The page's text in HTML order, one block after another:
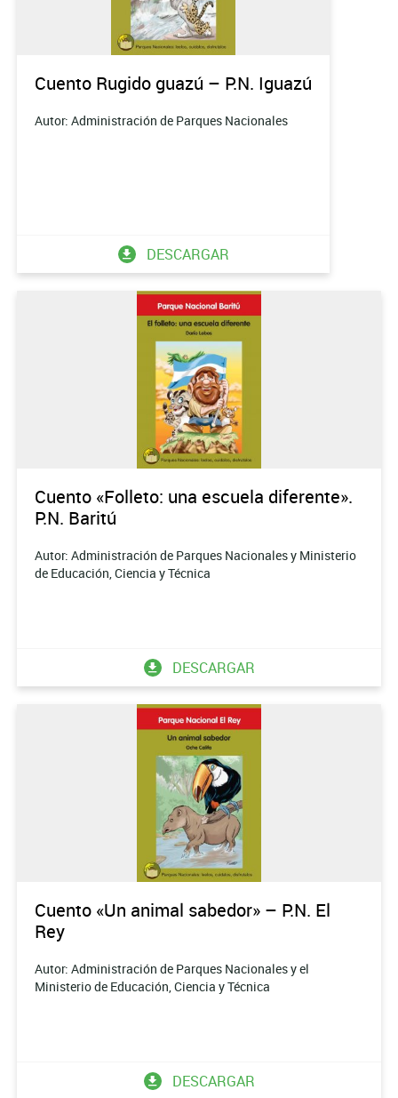
Cuento Rugido guazú – P.N. Iguazú
Autor: Administración de Parques Nacionales
DESCARGAR
Cuento «Folleto: una escuela diferente».
P.N. Baritú
Autor: Administración de Parques Nacionales y Ministerio
de Educación, Ciencia y Técnica
DESCARGAR
Cuento «Un animal sabedor» – P.N. El
Rey
Autor: Administración de Parques Nacionales y el
Ministerio de Educación, Ciencia y Técnica
DESCARGAR